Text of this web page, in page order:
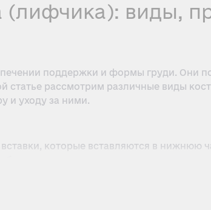
(лифчика): виды,
поддержки и формы груди. Они
статье рассмотрим различные виды
и уходу за ними.
которые вставляются в нижнюю